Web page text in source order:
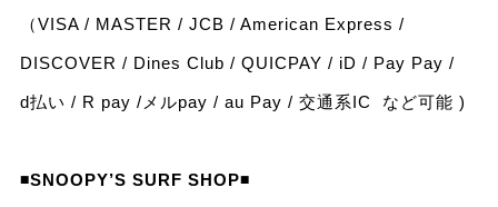
（VISA / MASTER / JCB / American Express /
DISCOVER / Dines Club / QUICPAY / iD / Pay Pay /
d払い / R pay /メルpay / au Pay / 交通系IC など可能 )
◾️SNOOPY’S SURF SHOP◾️